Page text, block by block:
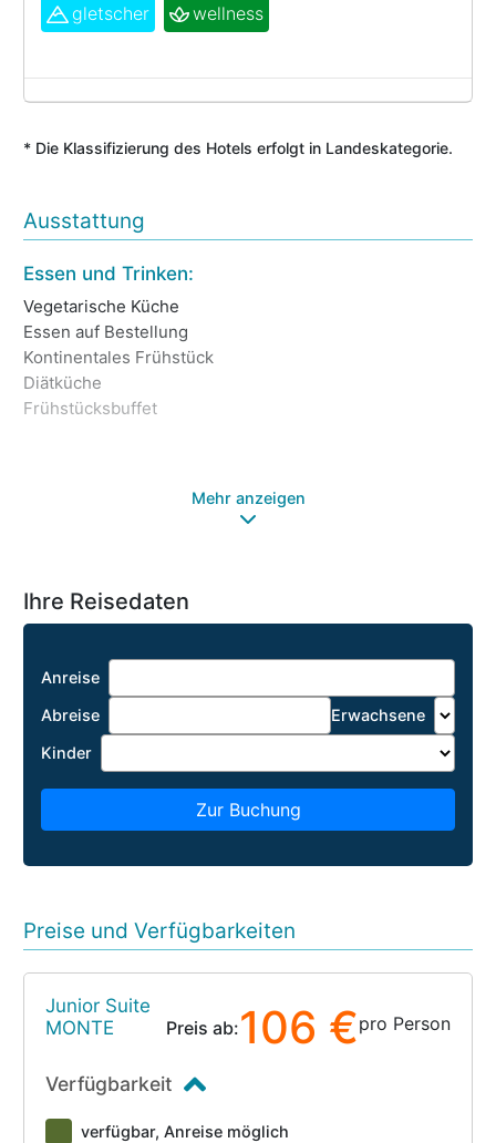
gletscher
wellness
* Die Klassifizierung des Hotels erfolgt in Landeskategorie.
Ausstattung
Essen und Trinken:
Vegetarische Küche
Essen auf Bestellung
Kontinentales Frühstück
Diätküche
Frühstücksbuffet
Mehr anzeigen
Ihre Reisedaten
Anreise
Abreise
Erwachsene
Kinder
Zur Buchung
Preise und Verfügbarkeiten
Junior Suite
MONTE
Preis ab:106 €pro Person
Verfügbarkeit
verfügbar, Anreise möglich